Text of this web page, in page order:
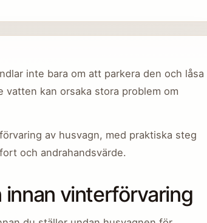
inte bara om att parkera den och låsa
vatten kan orsaka stora problem om
av husvagn, med praktiska steg
och andrahandsvärde.
innan vinterförvaring